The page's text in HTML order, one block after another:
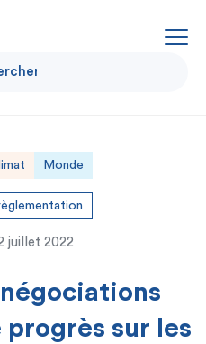
Monde
juillet 2022
sur les